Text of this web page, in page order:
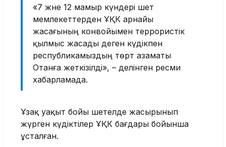
«7 және 12 мамыр күндері шет
мемлекеттерден ҰҚК арнайы
жасағының конвойымен террористік
қылмыс жасады деген күдікпен
республикамыздың төрт азаматы
Отанға жеткізілді», – делінген ресми
хабарламада.
Ұзақ уақыт бойы шетелде жасырынып
жүрген күдіктілер ҰҚК бағдары бойынша
ұсталған.